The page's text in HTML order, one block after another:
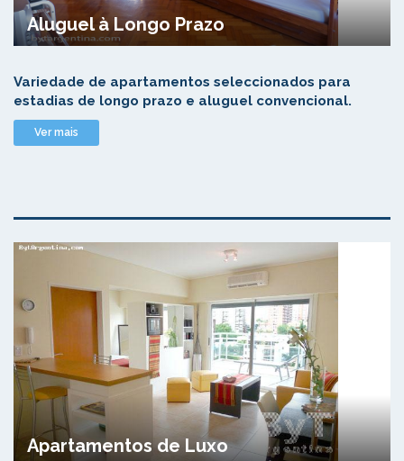
Aluguel à Longo Prazo
Variedade de apartamentos seleccionados para
estadias de longo prazo e aluguel convencional.
Ver mais
Apartamentos de Luxo